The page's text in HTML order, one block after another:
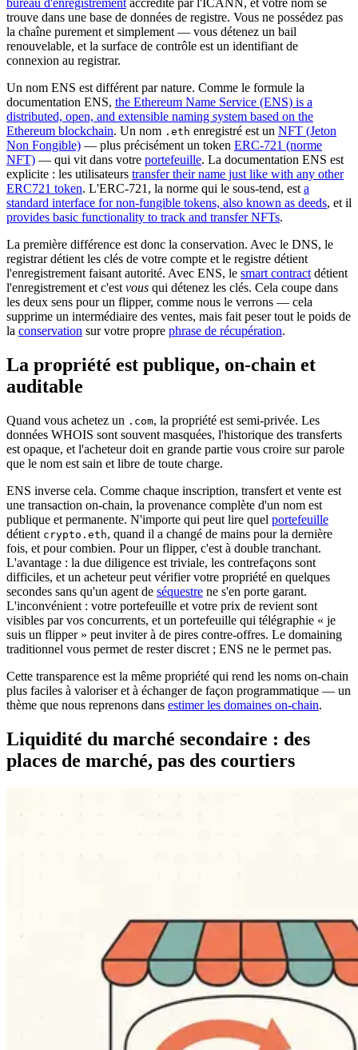
bureau d'enregistrementaccrédité par l'ICANN, et votre nom se
trouve dans une base de données de registre. Vous ne possédez pas
la chaîne purement et simplement — vous détenez un bail
renouvelable, et la surface de contrôle est un identifiant de
connexion au registrar.
Un nom ENS est différent par nature. Comme le formule la
documentation ENS, the Ethereum Name Service (ENS) is a
distributed, open, and extensible naming system based on the
Ethereum blockchain. Un nom .eth enregistré est un NFT (Jeton
Non Fongible) — plus précisément un token ERC-721 (norme
NFT) — qui vit dans votre portefeuille. La documentation ENS est
explicite : les utilisateurs transfer their name just like with any other
ERC721 token. L'ERC-721, la norme qui le sous-tend, esta
standard interface for non-fungible tokens, also known as deeds, et il
provides basic functionality to track and transfer NFTs.
La première différence est donc la conservation. Avec le DNS, le
registrar détient les clés de votre compte et le registre détient
l'enregistrement faisant autorité. Avec ENS, le smart contractdétient
l'enregistrement et c'estvous qui détenez les clés. Cela coupe dans
les deux sens pour un flipper, comme nous le verrons — cela
supprime un intermédiaire des ventes, mais fait peser tout le poids de
la conservation sur votre propre phrase de récupération.
La propriété est publique, on-chain et
auditable
Quand vous achetez un .com, la propriété est semi-privée. Les
données WHOIS sont souvent masquées, l'historique des transferts
est opaque, et l'acheteur doit en grande partie vous croire sur parole
que le nom est sain et libre de toute charge.
ENS inverse cela. Comme chaque inscription, transfert et vente est
une transaction on-chain, la provenance complète d'un nom est
publique et permanente. N'importe qui peut lire quel portefeuille
détient crypto.eth, quand il a changé de mains pour la dernière
fois, et pour combien. Pour un flipper, c'est à double tranchant.
L'avantage : la due diligence est triviale, les contrefaçons sont
difficiles, et un acheteur peut vérifier votre propriété en quelques
secondes sans qu'un agent de séquestre ne s'en porte garant.
L'inconvénient : votre portefeuille et votre prix de revient sont
visibles par vos concurrents, et un portefeuille qui télégraphie « je
suis un flipper » peut inviter à de pires contre-offres. Le domaining
traditionnel vous permet de rester discret ; ENS ne le permet pas.
Cette transparence est la même propriété qui rend les noms on-chain
plus faciles à valoriser et à échanger de façon programmatique — un
thème que nous reprenons dans estimer les domaines on-chain.
Liquidité du marché secondaire : des
places de marché, pas des courtiers